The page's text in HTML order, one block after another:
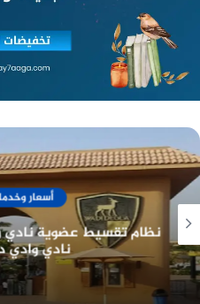
وأطلق حكم المباراة صافرة
على ليفربول بهدف مقابل
رصيده للنقطة 9 في المركز الـ 19.
أسعار
نادي الصيد المصري